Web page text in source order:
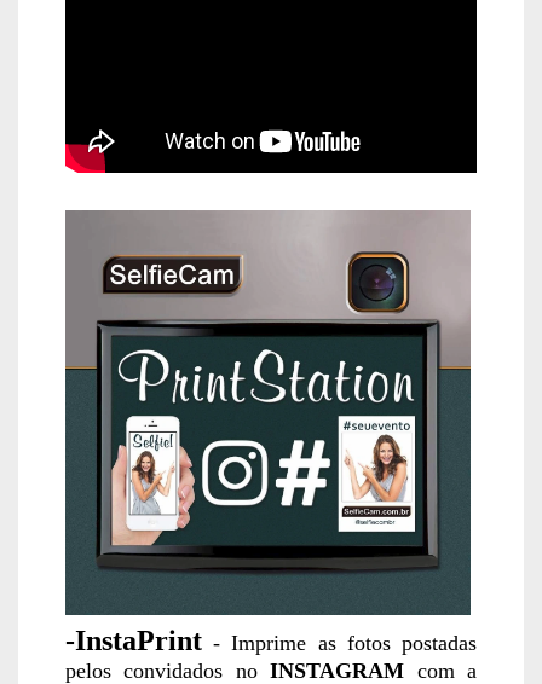
-InstaPrint- Imprime as fotos postadas
pelos convidados noINSTAGRAM com a